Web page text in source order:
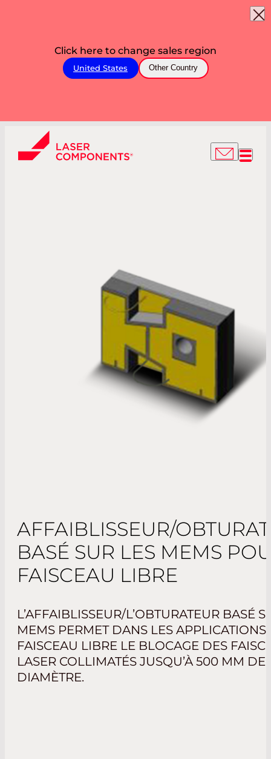
Click here to change sales region
United States Other Country
AFFAIBLISSEUR/
BASÉ SUR LES MEMS
FAISCEAU LIBRE
L’AFFAIBLISSEUR/L’OBTURATEUR BASÉ
MEMS PERMET DANS LES APPLICATIONS
FAISCEAU LIBRE LE BLOCAGE DES
LASER COLLIMATÉS JUSQU’À 500 MM DE
DIAMÈTRE.